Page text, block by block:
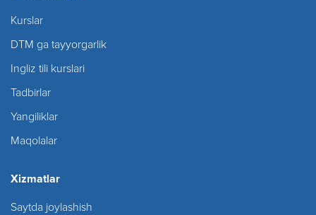
Kurslar
DTM ga tayyorgarlik
Ingliz tili kurslari
Tadbirlar
Yangiliklar
Maqolalar
Xizmatlar
Saytda joylashish